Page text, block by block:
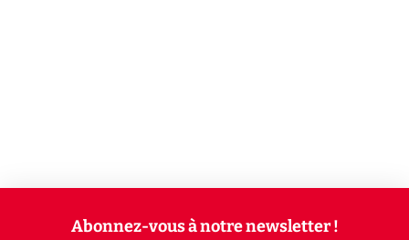
Abonnez-vous à notre newsletter !